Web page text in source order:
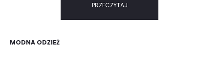
PRZECZYTAJ
MODNA ODZIEŻ